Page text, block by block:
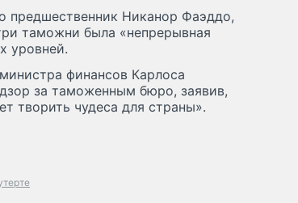
предшественник Никанор Фаэддо,
таможни была «непрерывная
уровней.
финансов Карлоса
за таможенным бюро, заявив,
творить чудеса для страны».